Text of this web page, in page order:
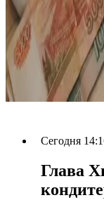
Сегодня
Глава